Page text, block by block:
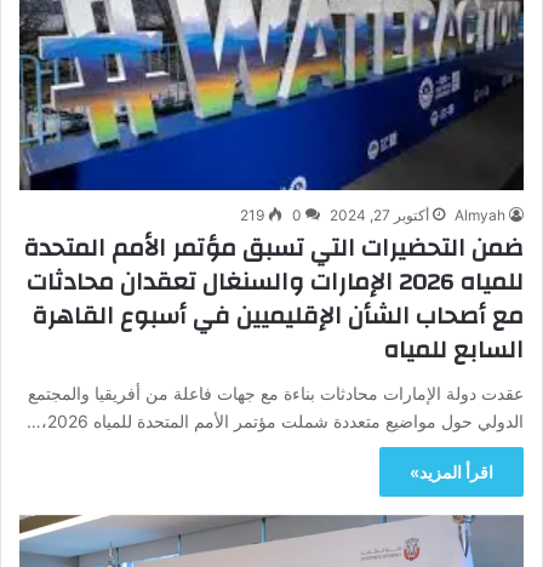
Almyah أكتوبر 27, 2024 0
219
ضمن التحضيرات التي تسبق مؤتمر الأمم المتحدة
للمياه 2026 الإمارات والسنغال تعقدان محادثات
مع أصحاب الشأن الإقليميين في أسبوع القاهرة
السابع للمياه
عقدت دولة الإمارات محادثات بناءة مع جهات فاعلة من أفريقيا والمجتمع
الدولي حول مواضيع متعددة شملت مؤتمر الأمم المتحدة للمياه 2026،…
اقرأ المزيد»